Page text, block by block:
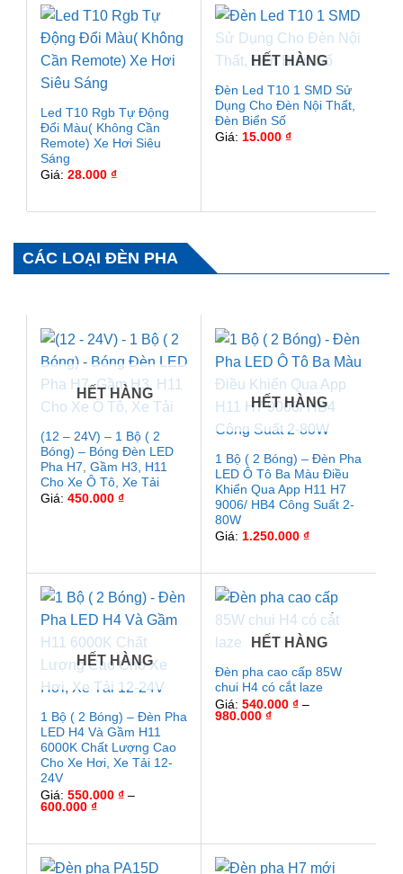
Led T10 Rgb Tự Động
Đổi Màu( Không Cần
Remote) Xe Hơi Siêu
Sáng
Giá: 28.000 ₫
HẾT HÀNG
Đèn Led T10 1 SMD Sử
Dụng Cho Đèn Nội Thất,
Đèn Biển Số
Giá: 15.000 ₫
CÁC LOẠI ĐÈN PHA
HẾT HÀNG
(12 – 24V) – 1 Bộ ( 2
Bóng) – Bóng Đèn LED
Pha H7, Gầm H3, H11
Cho Xe Ô Tô, Xe Tải
Giá: 450.000 ₫
HẾT HÀNG
1 Bộ ( 2 Bóng) – Đèn Pha
LED Ô Tô Ba Màu Điều
Khiển Qua App H11 H7
9006/ HB4 Công Suất 2-
80W
Giá: 1.250.000 ₫
HẾT HÀNG
1 Bộ ( 2 Bóng) – Đèn Pha
LED H4 Và Gầm H11
6000K Chất Lượng Cao
Cho Xe Hơi, Xe Tải 12-
24V
Giá: 550.000 ₫ –
600.000 ₫Khoảng
550.000 ₫
600.000 ₫
HẾT HÀNG
Đèn pha cao cấp 85W
chui H4 có cắt laze
Giá: 540.000 ₫ –
980.000 ₫Khoảng